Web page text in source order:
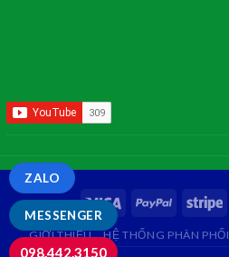
GIỚI THIỆU HỆ THỐNG PHÂN PHỐI
MESSENGER
ZALO
098.442.3150